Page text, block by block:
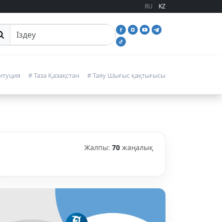
RU KZ
іздеу
# Таза Қазақстан # Таяу Шығыс қақтығысы
Жалпы: 70 жаңалық